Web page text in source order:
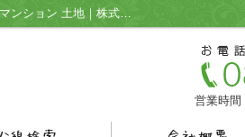
宇部高校情報ページ｜宇部市の不動産情報 賃貸アパ－ト 貸家 中古住宅 中古マンション 土地｜株式会社和幸不動産
営業時間